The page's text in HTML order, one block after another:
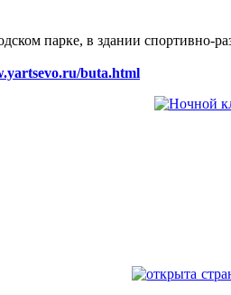
парке, в здании спортивно-
buta.html